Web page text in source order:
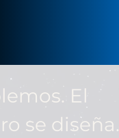
El
se diseña.